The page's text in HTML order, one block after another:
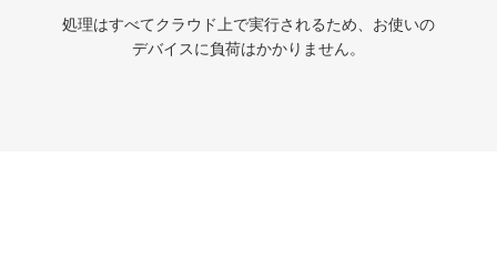
処理はすべてクラウド上で実行されるため、お使いの
デバイスに負荷はかかりません。